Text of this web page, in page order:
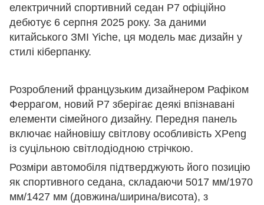
електричний спортивний седан P7 офіційно
дебютує 6 серпня 2025 року. За даними
китайського ЗМІ Yiche, ця модель має дизайн у
стилі кіберпанку.
Розроблений французьким дизайнером Рафіком
Феррагом, новий P7 зберігає деякі впізнавані
елементи сімейного дизайну. Передня панель
включає найновішу світлову особливість XPeng
із суцільною світлодіодною стрічкою.
Розміри автомобіля підтверджують його позицію
як спортивного седана, складаючи 5017 мм/1970
мм/1427 мм (довжина/ширина/висота), з